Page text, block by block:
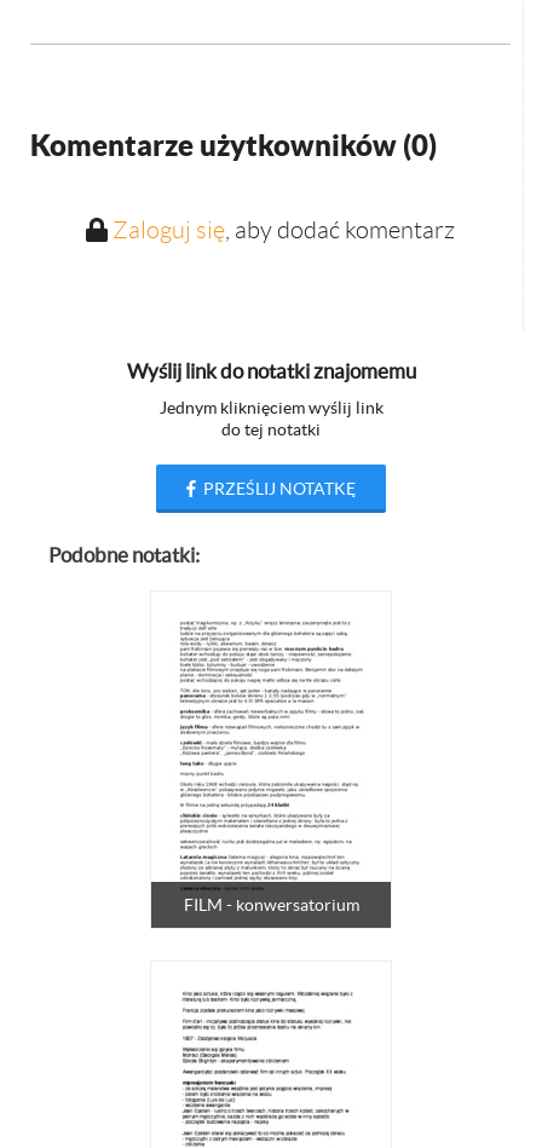
Komentarze użytkowników (0)
Zaloguj się, aby dodać komentarz
Wyślij link do notatki znajomemu
Jednym kliknięciem wyślij link
do tej notatki
PRZEŚLIJ NOTATKĘ
Podobne notatki:
FILM - konwersatorium